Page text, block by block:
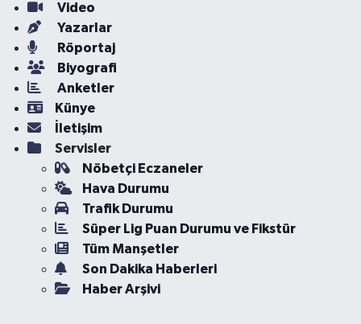
Video
Yazarlar
Röportaj
Biyografi
Anketler
Künye
İletişim
Servisler
Nöbetçi Eczaneler
Hava Durumu
Trafik Durumu
Süper Lig Puan Durumu ve Fikstür
Tüm Manşetler
Son Dakika Haberleri
Haber Arşivi